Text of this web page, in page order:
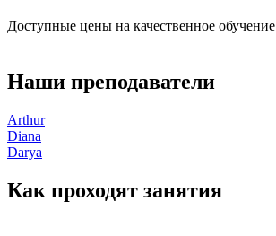
Доступные цены на качественное обучение
Наши преподаватели
Arthur
Diana
Darya
Как проходят занятия